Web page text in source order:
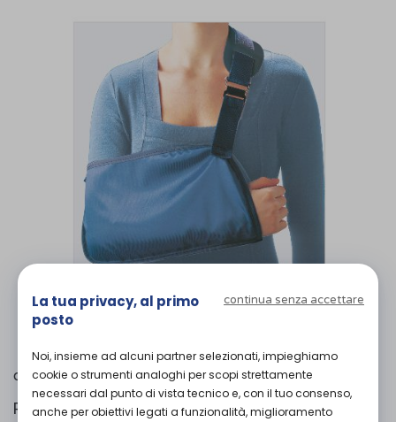
L'immagine è puramenteindicativae
potrebbe non rispecchiare appieno le
di Camp
Reggibraccio
La tua privacy, al primo
posto
continua senza accettare
Noi, insieme ad alcuni partner selezionati, impieghiamo
cookie o strumenti analoghi per scopi strettamente
necessari dal punto di vista tecnico e, con il tuo consenso,
anche per obiettivi legati a funzionalità, miglioramento